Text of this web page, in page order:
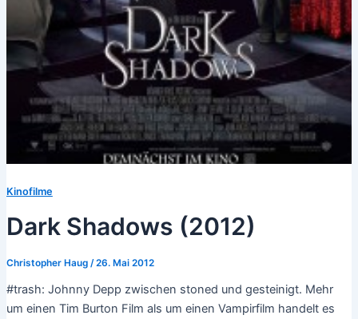
Kinofilme
Dark Shadows (2012)
Christopher Haug /26. Mai 2012
#trash: Johnny Depp zwischen stoned und gesteinigt. Mehr
um einen Tim Burton Film als um einen Vampirfilm handelt es